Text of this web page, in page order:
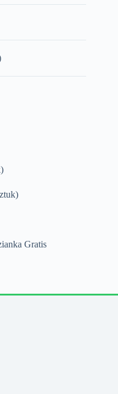
Gratis